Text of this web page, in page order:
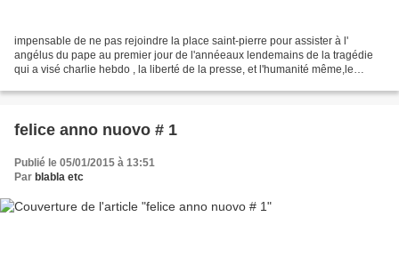
impensable de ne pas rejoindre la place saint-pierre pour assister à l'
angélus du pape au premier jour de l'annéeaux lendemains de la tragédie
qui a visé charlie hebdo , la liberté de la presse, et l'humanité même,le
felice anno nuovo # 1
Publié le 05/01/2015 à 13:51
Par blabla etc